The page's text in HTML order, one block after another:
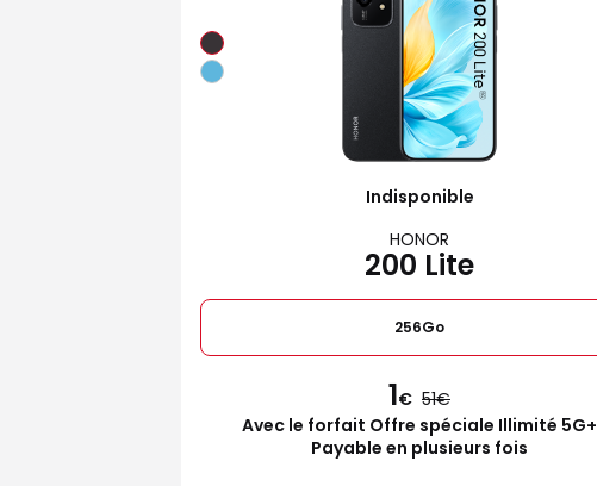
Indisponible
HONOR
200 Lite
256Go
1€ 51
Avec le forfait Offre spéciale Illimité 5G+
Payable en plusieurs fois